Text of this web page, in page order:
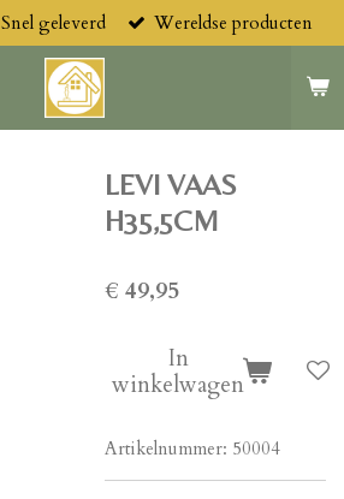
Snel geleverd Wereldse producten
LEVI VAAS
H35,5CM
€ 49,95
In
winkelwagen
Artikelnummer: 50004